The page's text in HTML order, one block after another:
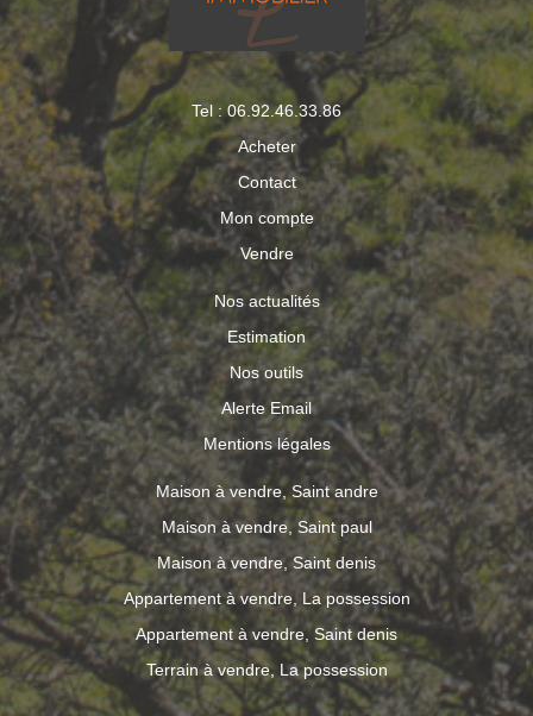
Tel : 06.92.46.33.86
Acheter
Contact
Mon compte
Vendre
Nos actualités
Estimation
Nos outils
Alerte Email
Mentions légales
Maison à vendre, Saint andre
Maison à vendre, Saint paul
Maison à vendre, Saint denis
Appartement à vendre, La possession
Appartement à vendre, Saint denis
Terrain à vendre, La possession